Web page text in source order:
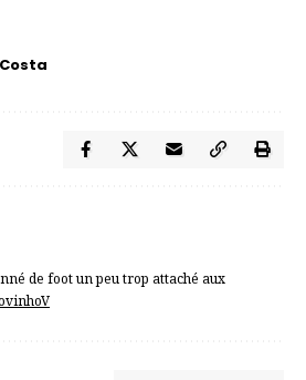
de foot un peu trop attaché aux